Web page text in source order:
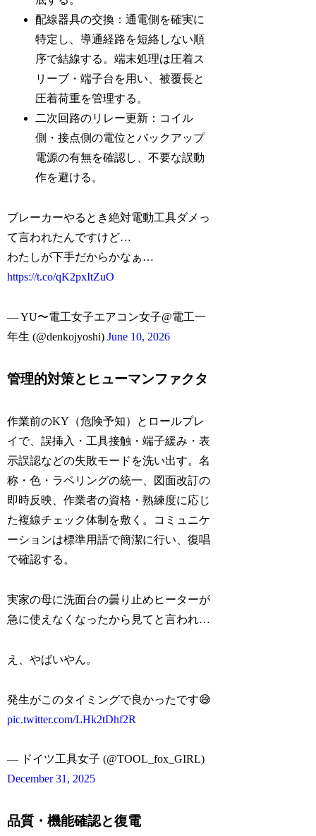
配線器具の交換：通電側を確実に
特定し、導通経路を短絡しない順
序で結線する。端末処理は圧着ス
リーブ・端子台を用い、被覆長と
圧着荷重を管理する。
二次回路のリレー更新：コイル
側・接点側の電位とバックアップ
電源の有無を確認し、不要な誤動
作を避ける。
ブレーカーやるとき絶対電動工具ダメっ
て言われたんですけど…
わたしが下手だからかなぁ…
https://t.co/qK2pxItZuO
— YU〜電工女子エアコン女子@電工一
年生 (@denkojyoshi)June 10, 2026
管理的対策とヒューマンファクタ
作業前のKY（危険予知）とロールプレ
イで、誤挿入・工具接触・端子緩み・表
示誤認などの失敗モードを洗い出す。名
称・色・ラベリングの統一、図面改訂の
即時反映、作業者の資格・熟練度に応じ
た複線チェック体制を敷く。コミュニケ
ーションは標準用語で簡潔に行い、復唱
で確認する。
実家の母に洗面台の曇り止めヒーターが
急に使えなくなったから見てと言われ…
え、やばいやん。
発生がこのタイミングで良かったです😅
pic.twitter.com/LHk2tDhf2R
— ドイツ工具女子 (@TOOL_fox_GIRL)
December 31, 2025
品質・機能確認と復電